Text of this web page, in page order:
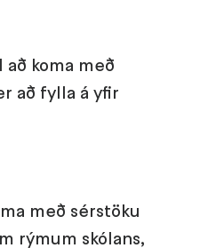
koma með
að fylla á yfir
með sérstöku
rýmum skólans,